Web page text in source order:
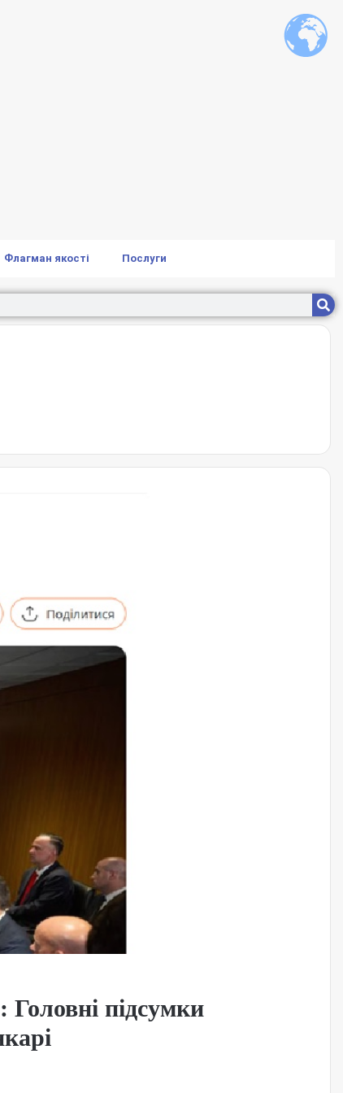
Флагман якості Послуги
підсумки